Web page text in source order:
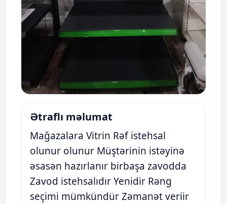
Ətraflı məlumat
Mağazalara Vitrin Rəf istehsal
olunur olunur Müştərinin istəyinə
əsasən hazırlanır birbaşa zavodda
Zavod istehsalıdır Yenidir Rəng
seçimi mümkündür Zəmanət veriir